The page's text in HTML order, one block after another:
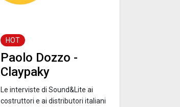
HOT
Paolo Dozzo -
Claypaky
Le interviste di Sound&Lite ai
costruttori e ai distributori italiani